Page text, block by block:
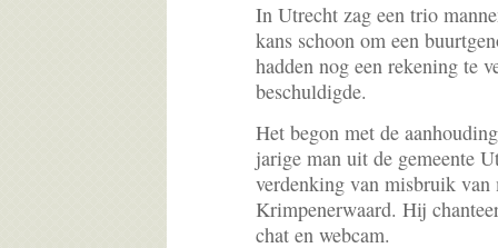
In Utrecht zag een trio
kans schoon om een
hadden nog een rekening te
beschuldigde.
Het begon met de
jarige man uit de gemeente
verdenking van misbruik
Krimpenerwaard. Hij
chat en webcam.